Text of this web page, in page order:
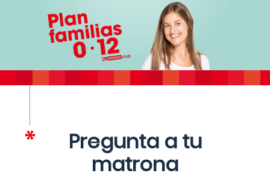
Pregunta a tu
matrona